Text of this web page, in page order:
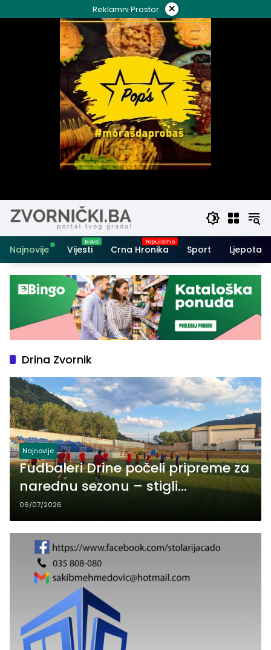
to
Reklamni Prostor ×
Najnovije Vijesti Crna Hronika Sport Ljepota i
Drina Zvornik
Najnovije
Fudbaleri Drine počeli pripreme za
narednu sezonu – stigli
Dragutinović i Ostojić, otišli
Milanović, Mitkovski i Cmiljanović
06/07/2026